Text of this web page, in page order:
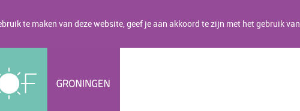
te maken van deze website, geef je aan akkoord te zijn met het gebruik